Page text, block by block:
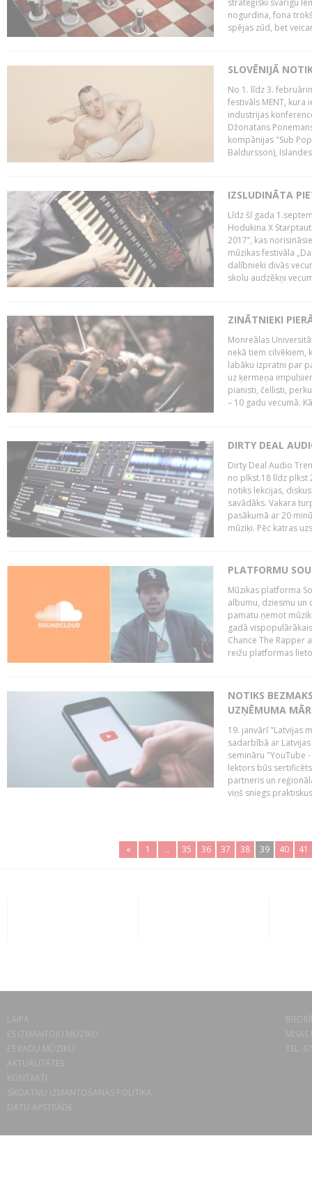
stratēģiski svarīgu
nogurdina, fona
spējas zūd, bet
SLOVĒNIJĀ
No 1. līdz 3.
festivāls MENT, kura
industrijas
Džonatans
kompānijas "Sub
Baldursson),
IZSLUDINĀTA
Līdz šī gada
Hodukina X
2017”, kas
mūzikas festivāla
dalībnieki divās
skolu audzēkņi
ZINĀTNIEKI
Monreālas
nekā tiem cilvēkiem,
labāku izpratni par
uz ķermeņa
pianisti, čellisti,
– 10 gadu vecumā.
DIRTY DEAL
Dirty Deal Audio
no plkst.18 līdz plkst
notiks lekcijas,
savādāks. Vakara
pasākumā ar 20
mūziķi. Pēc katras
PLATFORMU
Mūzikas platforma
albumu, dziesmu un
pamatu ņemot
gadā
Chance The Rapper
reižu platformas
NOTIKS
UZŅĒMUMA
19. janvārī "Latvijas
sadarbībā ar
semināru "YouTube
lektors būs
partneris un
viņš sniegs
« 1 .. 35 36 37 38 39 40 41
LAIPA
ES IZMANTOJU MŪZIKU
ES RADU MŪZIKU
AKTUALITĀTES
KONTAKTI
SĪKDATŅU IZMANTOŠANAS POLITIKA
DATU APSTRĀDE
TEL.